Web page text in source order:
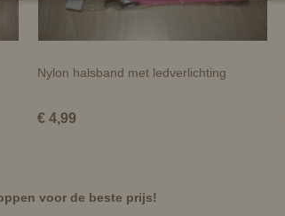
Nylon halsband met ledverlichting
€ 4,99
voor de beste prijs!